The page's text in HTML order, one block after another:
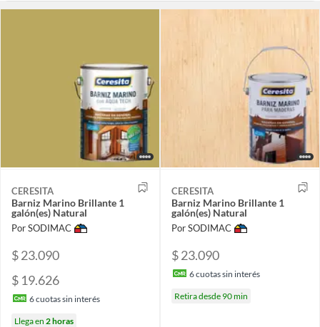
CERESITA
Barniz Marino Brillante 1
galón(es) Natural
Por SODIMAC
$ 23.090
$ 19.626
6cuotas sin interés
Llega en 2 horas
CERESITA
Barniz Marino Brillante 1
galón(es) Natural
Por SODIMAC
$ 23.090
6cuotas sin interés
Retira desde 90 min